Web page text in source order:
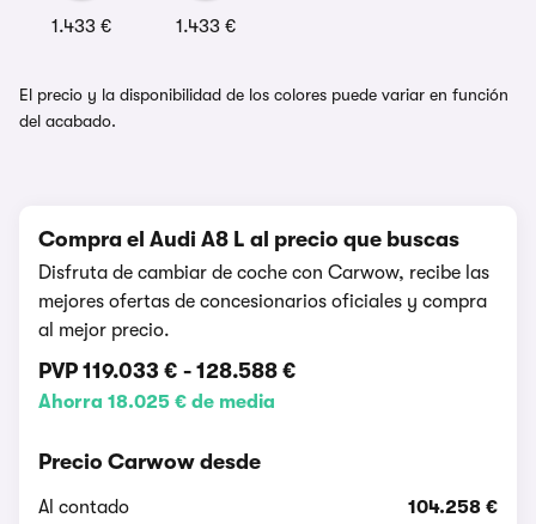
1.433 € 1.433 €
El precio y la disponibilidad de los colores puede variar en función
del acabado.
Compra el Audi A8 L al precio que buscas
Disfruta de cambiar de coche con Carwow, recibe las
mejores ofertas de concesionarios oficiales y compra
al mejor precio.
PVP 119.033 € - 128.588 €
Ahorra 18.025 € de media
Precio Carwow desde
Al contado 104.258 €